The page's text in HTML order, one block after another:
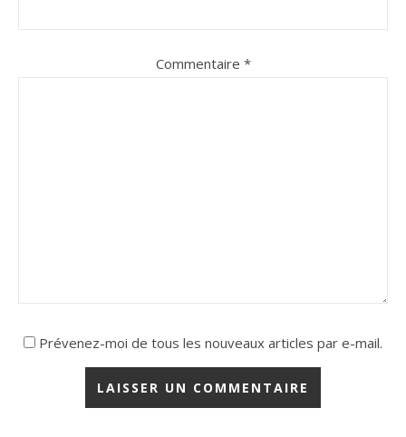
Commentaire *
Prévenez-moi de tous les nouveaux articles par e-mail.